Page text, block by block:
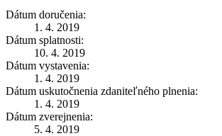
Dátum doručenia:
1. 4. 2019
Dátum splatnosti:
10. 4. 2019
Dátum vystavenia:
1. 4. 2019
Dátum uskutočnenia zdaniteľného plnenia:
1. 4. 2019
Dátum zverejnenia:
5. 4. 2019